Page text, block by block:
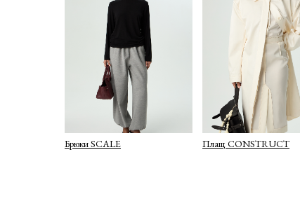
Брюки SCALE Плащ CONSTRUCT